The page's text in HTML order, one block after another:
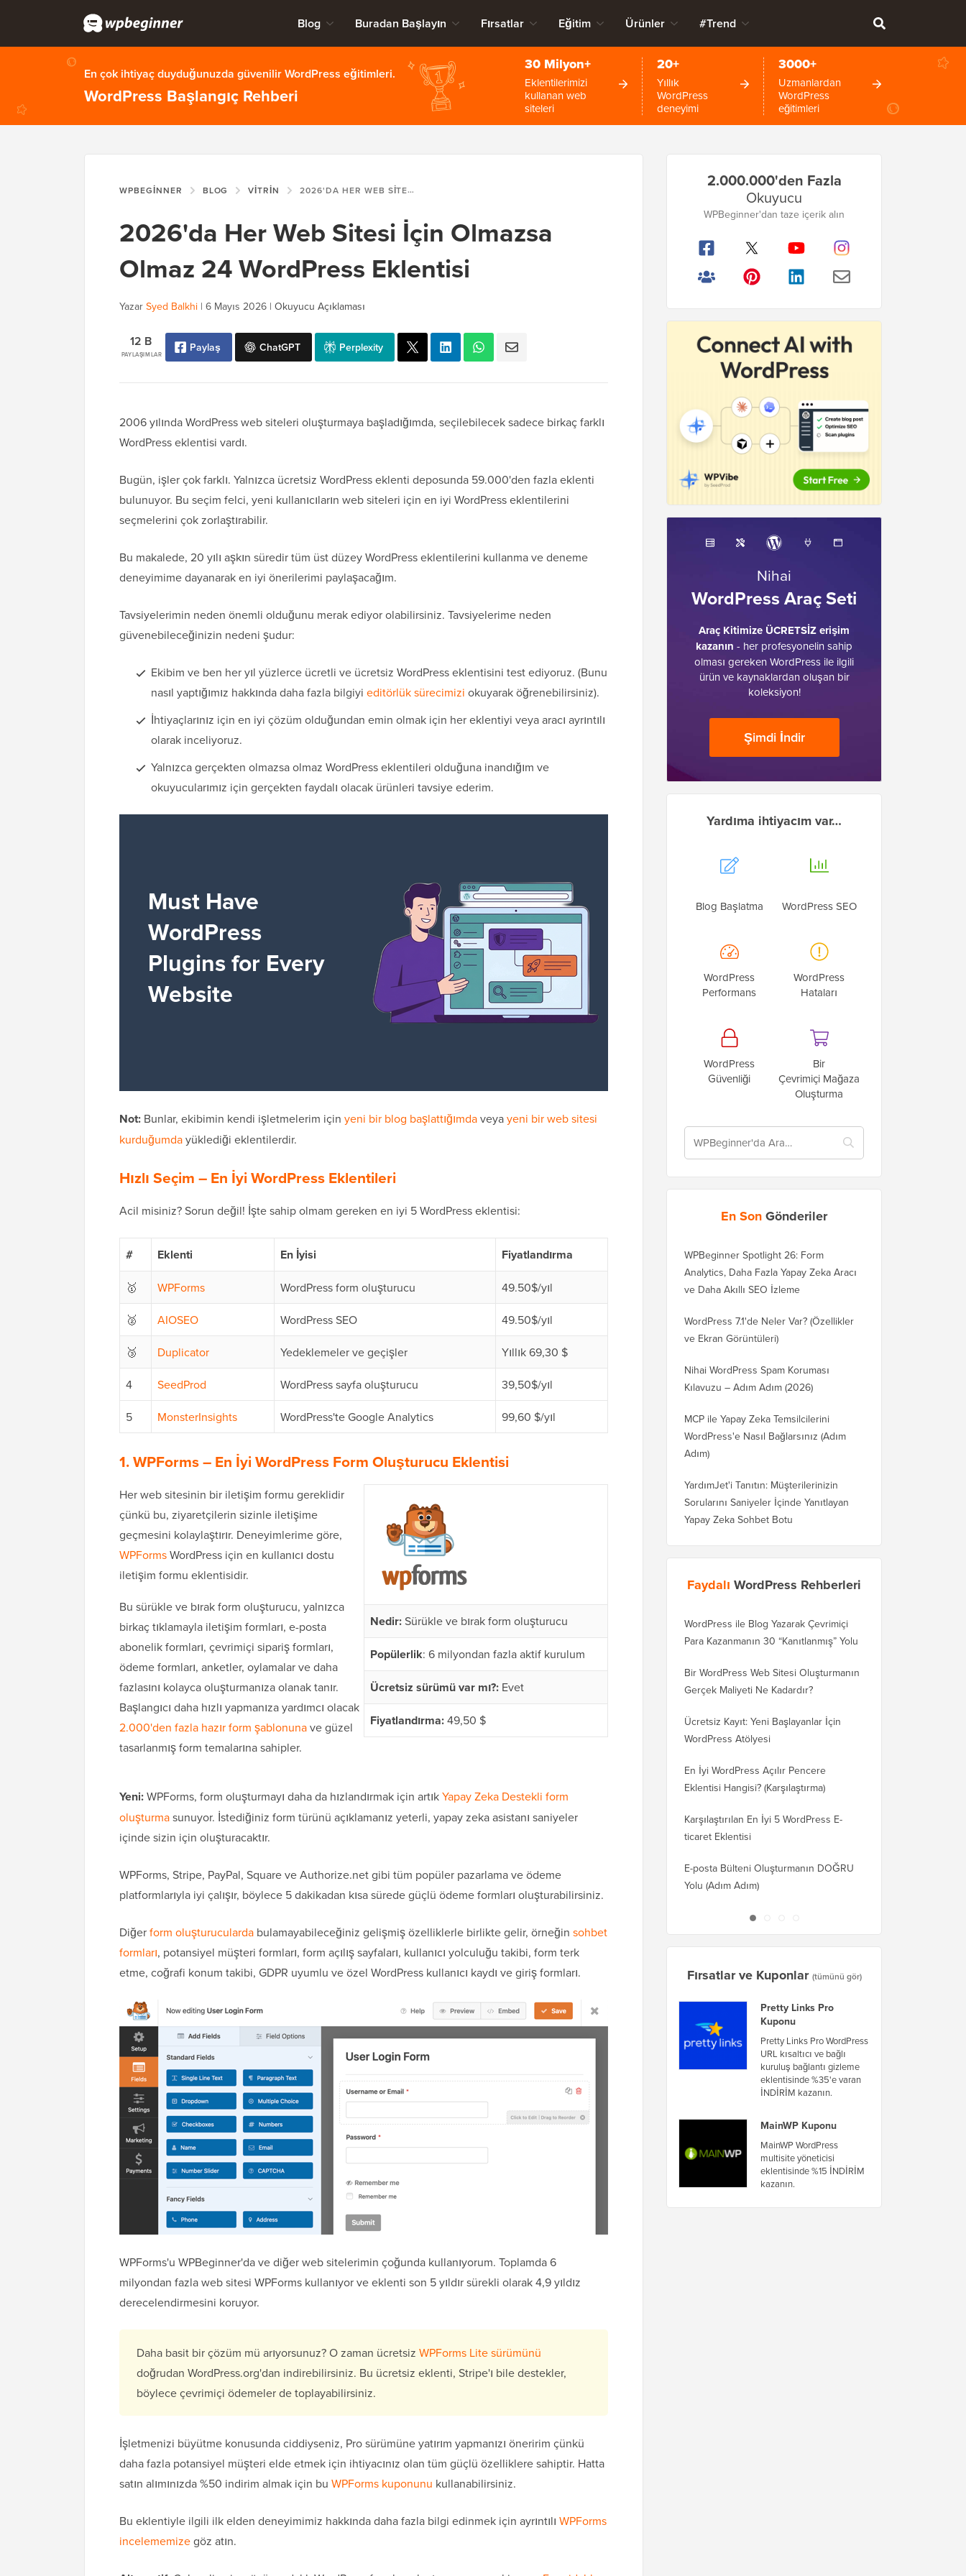
Blog Buradan Başlayın Fırsatlar Eğitim Ürünler #Trend
En çok ihtiyaç duyduğunuzda güvenilir WordPress eğitimleri.
WordPress Başlangıç Rehberi
30 Milyon+
Eklentilerimizi
kullanan web
siteleri
20+
Yıllık
WordPress
deneyimi
3000+
Uzmanlardan
WordPress
eğitimleri
WPBEGINNER BLOG VITRIN 2026'DA HER WEB SITESI İÇIN OLMAZSA OLMAZ 24 WORDPRESS EKLENTISI
2026'da Her Web Sitesi İçin Olmazsa
Olmaz 24 WordPress Eklentisi
Yazar Syed Balkhi | 6 Mayıs 2026 | Okuyucu Açıklaması
PAYLAŞIMLAR
12 B Paylaş ChatGPT Perplexity
2006 yılında WordPress web siteleri oluşturmaya başladığımda, seçilebilecek sadece birkaç farklı
WordPress eklentisi vardı.
Bugün, işler çok farklı. Yalnızca ücretsiz WordPress eklenti deposunda 59.000'den fazla eklenti
bulunuyor. Bu seçim felci, yeni kullanıcıların web siteleri için en iyi WordPress eklentilerini
seçmelerini çok zorlaştırabilir.
Bu makalede, 20 yılı aşkın süredir tüm üst düzey WordPress eklentilerini kullanma ve deneme
deneyimime dayanarak en iyi önerilerimi paylaşacağım.
Tavsiyelerimin neden önemli olduğunu merak ediyor olabilirsiniz. Tavsiyelerime neden
güvenebileceğinizin nedeni şudur:
Ekibim ve ben her yıl yüzlerce ücretli ve ücretsiz WordPress eklentisini test ediyoruz. (Bunu
nasıl yaptığımız hakkında daha fazla bilgiyi editörlük sürecimizi okuyarak öğrenebilirsiniz).
İhtiyaçlarınız için en iyi çözüm olduğundan emin olmak için her eklentiyi veya aracı ayrıntılı
olarak inceliyoruz.
Yalnızca gerçekten olmazsa olmaz WordPress eklentileri olduğuna inandığım ve
okuyucularımız için gerçekten faydalı olacak ürünleri tavsiye ederim.
Not: Bunlar, ekibimin kendi işletmelerim için yeni bir blog başlattığımdaveyayeni bir web sitesi
kurduğumdayüklediği eklentilerdir.
Hızlı Seçim – En İyi WordPress Eklentileri
Acil misiniz? Sorun değil! İşte sahip olmam gereken en iyi 5 WordPress eklentisi:
# Eklenti En İyisi Fiyatlandırma
🥇 WPForms WordPress form oluşturucu 49.50$/yıl
🥈 AIOSEO WordPress SEO 49.50$/yıl
🥉 Duplicator Yedeklemeler ve geçişler Yıllık 69,30 $
4 SeedProd WordPress sayfa oluşturucu 39,50$/yıl
5 MonsterInsights WordPress'te Google Analytics 99,60 $/yıl
1. WPForms– En İyi WordPress Form Oluşturucu Eklentisi
Her web sitesinin bir iletişim formu gereklidir
çünkü bu, ziyaretçilerin sizinle iletişime
geçmesini kolaylaştırır. Deneyimlerime göre,
WPFormsWordPress için en kullanıcı dostu
iletişim formu eklentisidir.
Bu sürükle ve bırak form oluşturucu, yalnızca
birkaç tıklamayla iletişim formları, e-posta
abonelik formları, çevrimiçi sipariş formları,
ödeme formları, anketler, oylamalar ve daha
fazlasını kolayca oluşturmanıza olanak tanır.
Başlangıcı daha hızlı yapmanıza yardımcı olacak
2.000'den fazla hazır form şablonunave güzel
tasarlanmış form temalarına sahipler.
Nedir:Sürükle ve bırak form oluşturucu
Popülerlik: 6 milyondan fazla aktif kurulum
Ücretsiz sürümü var mı?: Evet
Fiyatlandırma:49,50 $
Yeni:WPForms, form oluşturmayı daha da hızlandırmak için artıkYapay Zeka Destekli form
oluşturmasunuyor. İstediğiniz form türünü açıklamanız yeterli, yapay zeka asistanı saniyeler
içinde sizin için oluşturacaktır.
WPForms, Stripe, PayPal, Square ve Authorize.net gibi tüm popüler pazarlama ve ödeme
platformlarıyla iyi çalışır, böylece 5 dakikadan kısa sürede güçlü ödeme formları oluşturabilirsiniz.
Diğerform oluşturucularda bulamayabileceğiniz gelişmiş özelliklerle birlikte gelir, örneğin sohbet
formları, potansiyel müşteri formları, form açılış sayfaları, kullanıcı yolculuğu takibi, form terk
etme, coğrafi konum takibi, GDPR uyumlu ve özel WordPress kullanıcı kaydı ve giriş formları.
WPForms'u WPBeginner'da ve diğer web sitelerimin çoğunda kullanıyorum. Toplamda 6
milyondan fazla web sitesi WPForms kullanıyor ve eklenti son 5 yıldır sürekli olarak 4,9 yıldız
derecelendirmesini koruyor.
Daha basit bir çözüm mü arıyorsunuz? O zaman ücretsiz WPForms Lite sürümünü
doğrudan WordPress.org'dan indirebilirsiniz. Bu ücretsiz eklenti, Stripe'ı bile destekler,
böylece çevrimiçi ödemeler de toplayabilirsiniz.
İşletmenizi büyütme konusunda ciddiyseniz, Pro sürümüne yatırım yapmanızı öneririm çünkü
daha fazla potansiyel müşteri elde etmek için ihtiyacınız olan tüm güçlü özelliklere sahiptir. Hatta
satın alımınızda %50 indirim almak için bu WPForms kuponunu kullanabilirsiniz.
Bu eklentiyle ilgili ilk elden deneyimimiz hakkında daha fazla bilgi edinmek için ayrıntılı WPForms
incelememizegöz atın.
Kenar
Çubuğu
2.000.000'den Fazla
Okuyucu
WPBeginner'dan taze içerik alın
Nihai
WordPress Araç Seti
Araç Kitimize ÜCRETSİZ erişim
kazanın - her profesyonelin sahip
olması gereken WordPress ile ilgili
ürün ve kaynaklardan oluşan bir
koleksiyon!
Şimdi İndir
Yardıma ihtiyacım var…
Blog Başlatma WordPress SEO
WordPress
Performans
WordPress
Hataları
WordPress
Güvenliği
Bir
Çevrimiçi Mağaza
Oluşturma
En SonGönderiler
WPBeginner Spotlight 26: Form
Analytics, Daha Fazla Yapay Zeka Aracı
ve Daha Akıllı SEO İzleme
WordPress 7.1'de Neler Var? (Özellikler
ve Ekran Görüntüleri)
Nihai WordPress Spam Koruması
Kılavuzu – Adım Adım (2026)
MCP ile Yapay Zeka Temsilcilerini
WordPress'e Nasıl Bağlarsınız (Adım
Adım)
YardımJet'i Tanıtın: Müşterilerinizin
Sorularını Saniyeler İçinde Yanıtlayan
Yapay Zeka Sohbet Botu
Faydalı WordPress Rehberleri
WordPress ile Blog Yazarak Çevrimiçi
Para Kazanmanın 30 “Kanıtlanmış” Yolu
Bir WordPress Web Sitesi Oluşturmanın
Gerçek Maliyeti Ne Kadardır?
Ücretsiz Kayıt: Yeni Başlayanlar İçin
WordPress Atölyesi
En İyi WordPress Açılır Pencere
Eklentisi Hangisi? (Karşılaştırma)
Karşılaştırılan En İyi 5 WordPress E-
ticaret Eklentisi
E-posta Bülteni Oluşturmanın DOĞRU
Yolu (Adım Adım)
Fırsatlar ve Kuponlar (tümünü gör)
Pretty Links Pro
Kuponu
Pretty Links Pro WordPress
URL kısaltıcı ve bağlı
kuruluş bağlantı gizleme
eklentisinde %35'e varan
İNDİRİM kazanın.
MainWP Kuponu
MainWP WordPress
multisite yöneticisi
eklentisinde %15 İNDİRİM
kazanın.